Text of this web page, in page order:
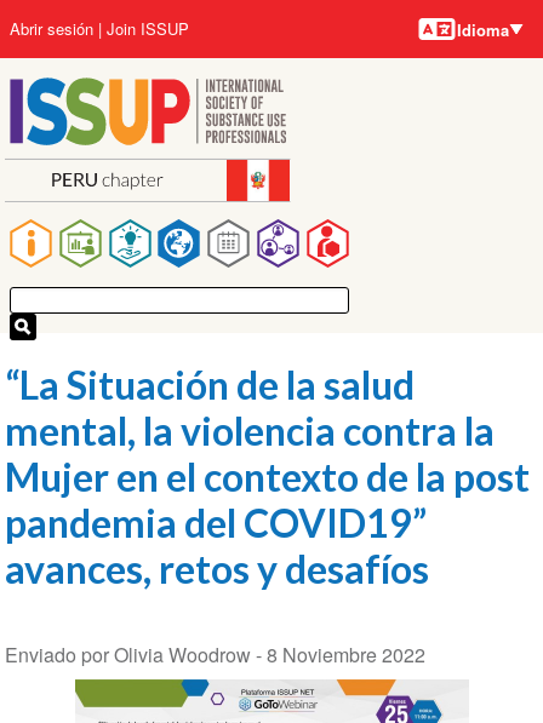
al
contenido
principal
Main
navigation
User
account
menu
Abrir sesión Join ISSUP Idiomas
Idioma
“La Situación de la salud
mental, la violencia contra la
Mujer en el contexto de la post
pandemia del COVID19”
avances, retos y desafíos
Enviado por Olivia Woodrow -8 Noviembre 2022